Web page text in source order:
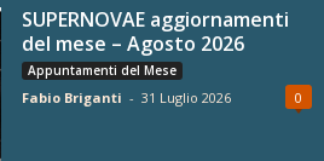
SUPERNOVAE aggiornamenti
del mese – Agosto 2026
Appuntamenti del Mese
Fabio Briganti - 31 Luglio 2026 0